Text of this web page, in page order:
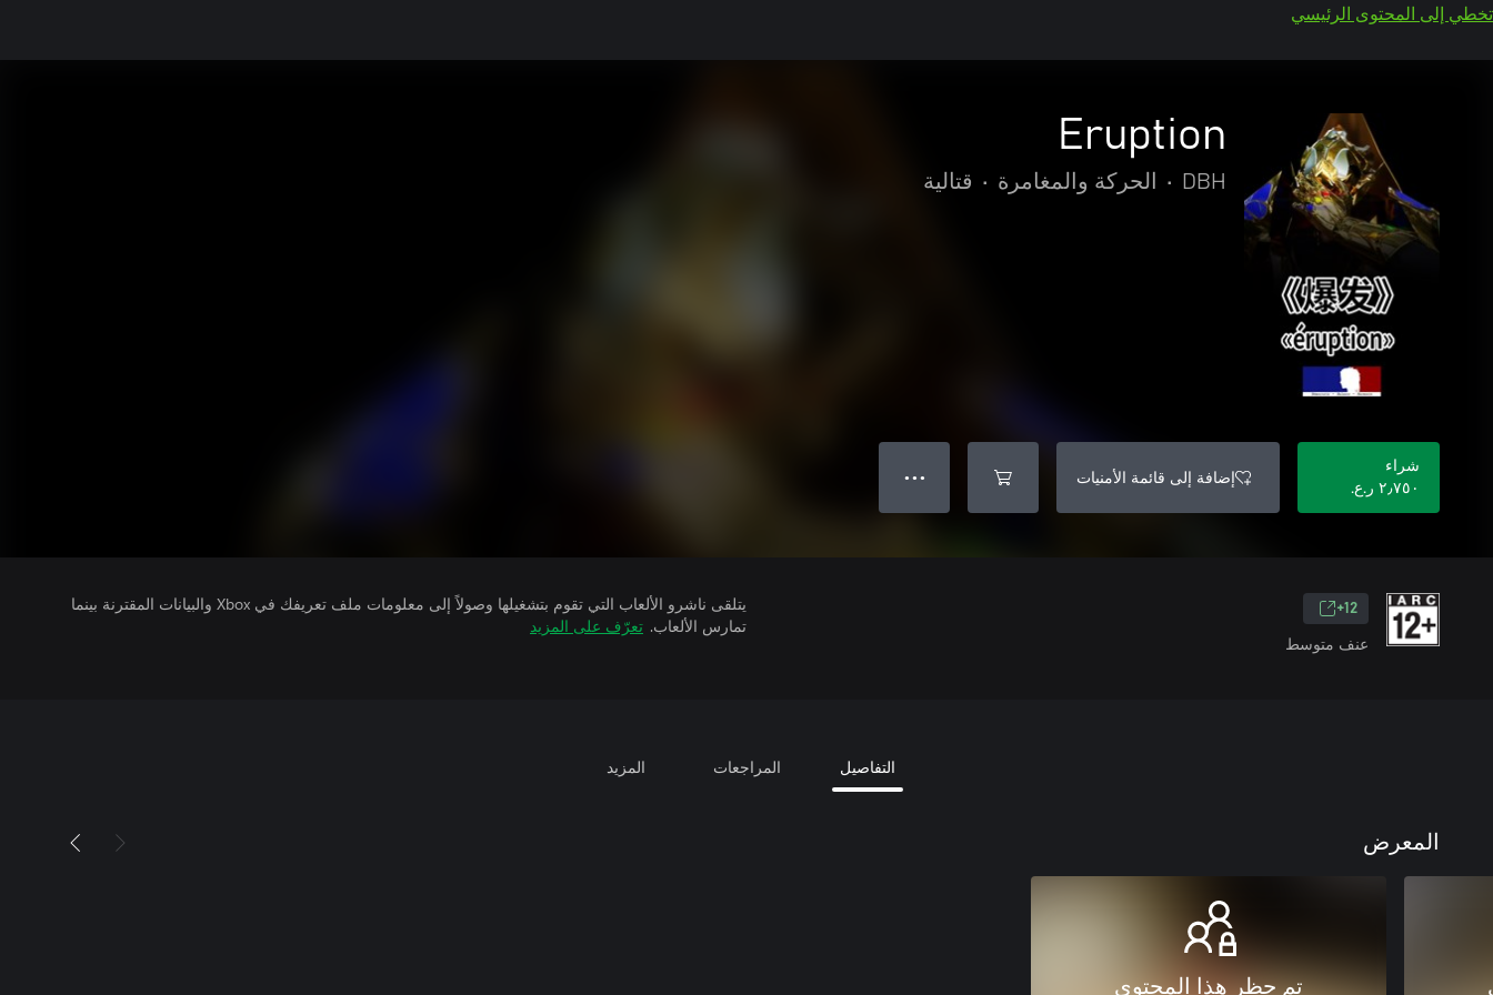
تخطي إلى المحتوى الرئيسي
Eruption
DBH
• الحركة والمغامرة • قتالية
شراء
٢٫٧٥٠ ر.ع.‏
إضافة إلى قائمة الأمنيات ● ● ●
12+
عنف متوسط
يتلقى ناشرو الألعاب التي تقوم بتشغيلها وصولاً إلى معلومات ملف تعريفك في Xbox والبيانات المقترنة بينما
تمارس الألعاب. تعرّف على المزيد
التفاصيل المراجعات المزيد
المعرض
تم حظر هذا المحتوى